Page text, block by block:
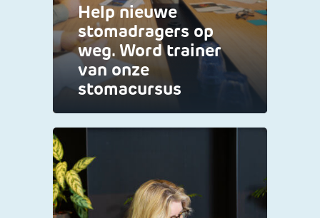
Help nieuwe
stomadragers op
weg. Word trainer
van onze
stomacursus